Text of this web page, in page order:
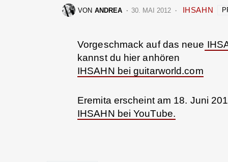
VON ANDREA 30. MAI 2012 IHSAHN
Vorgeschmack auf das neue
kannst du hier anhören
IHSAHN bei guitarworld.com
Eremita erscheint am 18. Juni
IHSAHN bei YouTube.